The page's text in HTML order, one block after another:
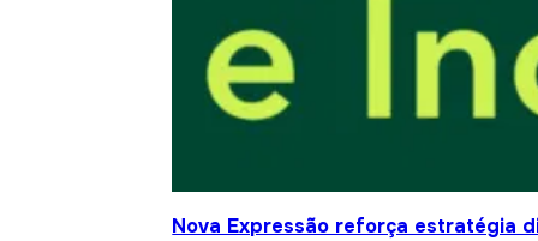
Nova Expressão reforça estratégia